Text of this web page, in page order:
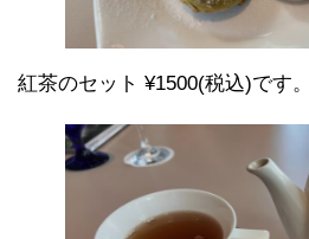
紅茶のセット ¥1500(税込)です。